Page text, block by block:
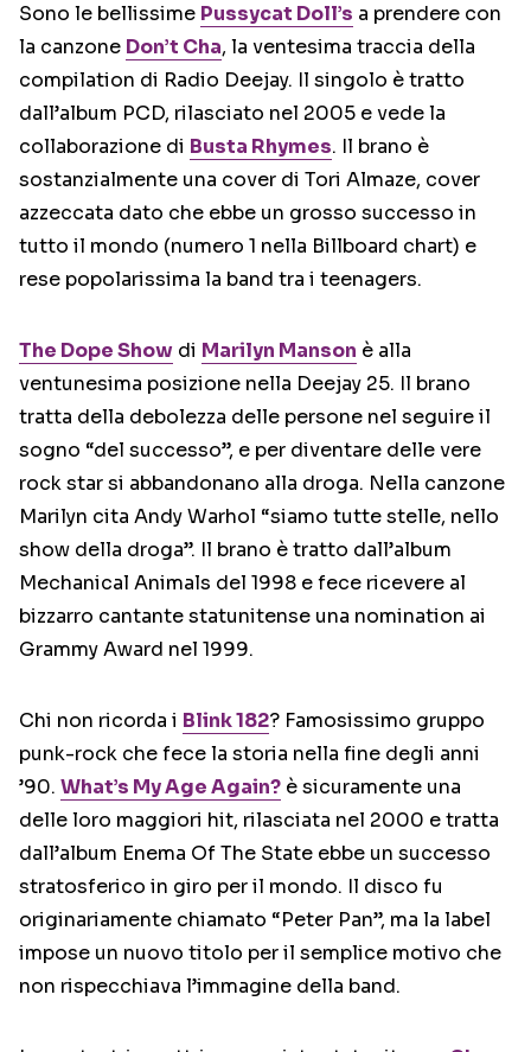
Sono le bellissime Pussycat Doll’s a prendere con
la canzone Don’t Cha, la ventesima traccia della
compilation di Radio Deejay. Il singolo è tratto
dall’album PCD, rilasciato nel 2005 e vede la
collaborazione di Busta Rhymes. Il brano è
sostanzialmente una cover di Tori Almaze, cover
azzeccata dato che ebbe un grosso successo in
tutto il mondo (numero 1 nella Billboard chart) e
rese popolarissima la band tra i teenagers.
The Dope Show di Marilyn Manson è alla
ventunesima posizione nella Deejay 25. Il brano
tratta della debolezza delle persone nel seguire il
sogno “del successo”, e per diventare delle vere
rock star si abbandonano alla droga. Nella canzone
Marilyn cita Andy Warhol “siamo tutte stelle, nello
show della droga”. Il brano è tratto dall’album
Mechanical Animals del 1998 e fece ricevere al
bizzarro cantante statunitense una nomination ai
Grammy Award nel 1999.
Chi non ricorda i Blink 182? Famosissimo gruppo
punk-rock che fece la storia nella fine degli anni
’90. What’s My Age Again? è sicuramente una
delle loro maggiori hit, rilasciata nel 2000 e tratta
dall’album Enema Of The State ebbe un successo
stratosferico in giro per il mondo. Il disco fu
originariamente chiamato “Peter Pan”, ma la label
impose un nuovo titolo per il semplice motivo che
non rispecchiava l’immagine della band.